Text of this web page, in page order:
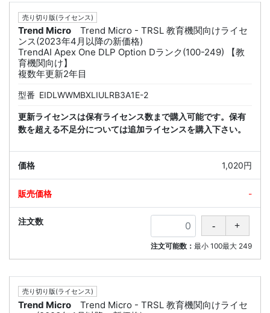
売り切り版(ライセンス)
Trend Micro
Trend Micro - TRSL 教育機関向けライセ
ンス(2023年4月以降の新価格)
TrendAI Apex One DLP Option Dランク(100-249) 【教
育機関向け】
複数年更新2年目
型番 EIDLWWMBXLIULRB3A1E-2
更新ライセンスは保有ライセンス数まで購入可能です。保有
数を超える不足分については追加ライセンスを購入下さい。
1,020円
-
注文可能数： 最小 100最大 249
売り切り版(ライセンス)
Trend Micro
Trend Micro - TRSL 教育機関向けライセ